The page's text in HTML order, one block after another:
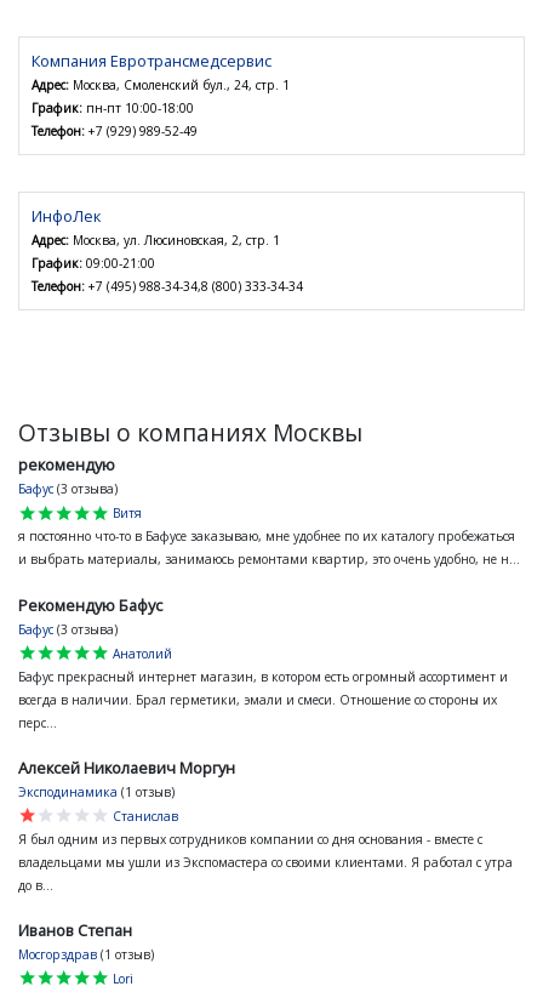
Компания Евротрансмедсервис
Адрес: Москва, Смоленский бул., 24, стр. 1
График: пн-пт 10:00-18:00
Телефон: +7 (929) 989-52-49
ИнфоЛек
Адрес: Москва, ул. Люсиновская, 2, стр. 1
График: 09:00-21:00
Телефон: +7 (495) 988-34-34,8 (800) 333-34-34
Отзывы о компаниях Москвы
рекомендую
Бафус (3 отзыва)
star
star
star
star
star
Витя
я постоянно что-то в Бафусе заказываю, мне удобнее по их каталогу пробежаться
и выбрать материалы, занимаюсь ремонтами квартир, это очень удобно, не н...
Рекомендую Бафус
Бафус (3 отзыва)
star
star
star
star
star
Анатолий
Бафус прекрасный интернет магазин, в котором есть огромный ассортимент и
всегда в наличии. Брал герметики, эмали и смеси. Отношение со стороны их
перс...
Алексей Николаевич Моргун
Эксподинамика (1 отзыв)
star
star
star
star
star
Станислав
Я был одним из первых сотрудников компании со дня основания - вместе с
владельцами мы ушли из Экспомастера со своими клиентами. Я работал с утра
до в...
Иванов Степан
Мосгорздрав (1 отзыв)
star
star
star
star
star
Lori